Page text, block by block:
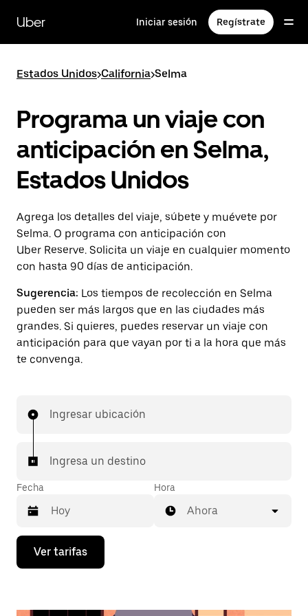
contenido
principal
Uber Iniciar sesión Regístrate
Estados Unidos>California>Selma
Programa un viaje con
anticipación en Selma,
Estados Unidos
Agrega los detalles del viaje, súbete y muévete por
Selma. O programa con anticipación con
Uber Reserve. Solicita un viaje en cualquier momento
con hasta 90 días de anticipación.
Sugerencia: Los tiempos de recolección en Selma
pueden ser más largos que en las ciudades más
grandes. Si quieres, puedes reservar un viaje con
anticipación para que vayan por ti a la hora que más
te convenga.
Ingresar ubicación
Ingresa un destino
Fecha
Presiona
flecha
Hora
Ahora
Ver tarifas